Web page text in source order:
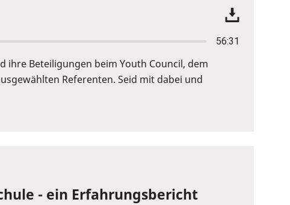
56:31
ihre Beteiligungen beim Youth Council, dem
Referenten. Seid mit dabei und
- ein Erfahrungsbericht